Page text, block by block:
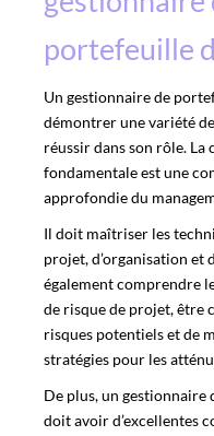
portefeuille
Un gestionnaire de
démontrer une variété
réussir dans son rôle. La
fondamentale est une
approfondie du
Il doit maîtriser les
projet, d’organisation et
également comprendre
de risque de projet, être
risques potentiels et de
stratégies pour les
De plus, un
doit avoir d’excellentes